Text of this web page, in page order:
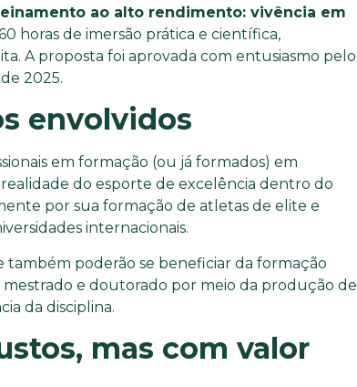
ao alto rendimento: vivência em
horas de imersão prática e científica,
A proposta foi aprovada com entusiasmo pelo
2025.
envolvidos
em formação (ou já formados) em
realidade do esporte de excelência dentro do
por sua formação de atletas de elite e
internacionais.
também poderão se beneficiar da formação
e doutorado por meio da produção de
da disciplina.
mas com valor